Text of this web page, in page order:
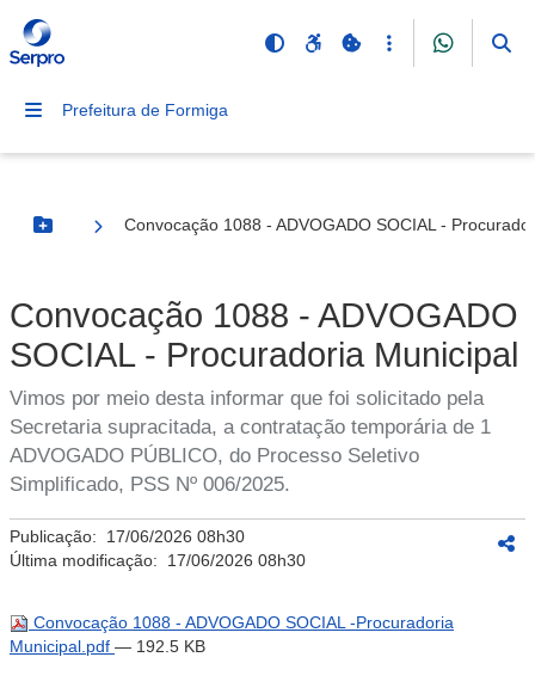
Prefeitura de Formiga
Botão Menu
Convocação 1088 - ADVOGADO SOCIAL -
Convocação 1088 - ADVOGADO
SOCIAL - Procuradoria Municipal
Vimos por meio desta informar que foi solicitado pela
Secretaria supracitada, a contratação temporária de 1
ADVOGADO PÚBLICO, do Processo Seletivo
Simplificado, PSS Nº 006/2025.
Publicação: 17/06/2026 08h30
Última modificação: 17/06/2026 08h30
Convocação 1088 - ADVOGADO SOCIAL -Procuradoria
Municipal.pdf — 192.5 KB